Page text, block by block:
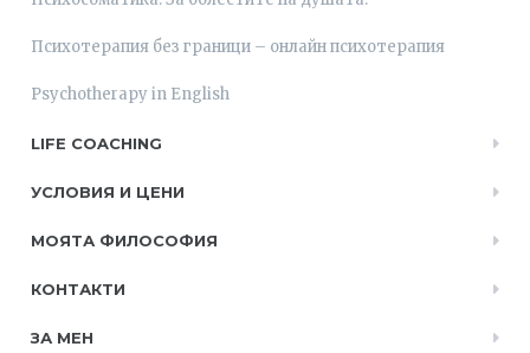
Психотерапия без граници – онлайн психотерапия
Psychotherapy in English
LIFE COACHING
УСЛОВИЯ И ЦЕНИ
МОЯТА ФИЛОСОФИЯ
КОНТАКТИ
ЗА МЕН